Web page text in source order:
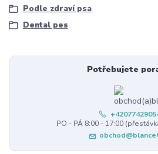
Podle zdraví psa
Dental pes
Potřebujete
PO - PÁ 8:00 - 17:00